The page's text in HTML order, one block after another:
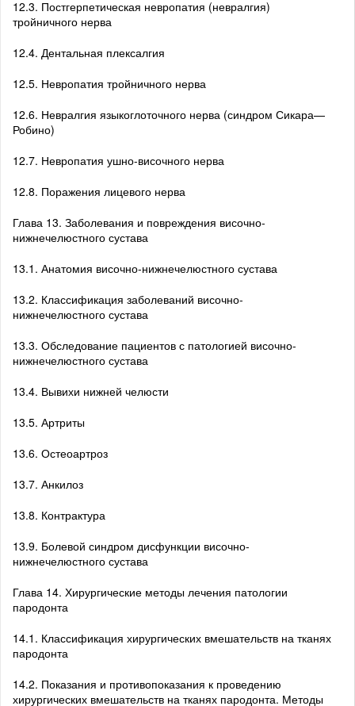
12.3. Постгерпетическая невропатия (невралгия)
тройничного нерва
12.4. Дентальная плексалгия
12.5. Невропатия тройничного нерва
12.6. Невралгия языкоглоточного нерва (синдром Сикара—
Робино)
12.7. Невропатия ушно-височного нерва
12.8. Поражения лицевого нерва
Глава 13. Заболевания и повреждения височно-
нижнечелюстного сустава
13.1. Анатомия височно-нижнечелюстного сустава
13.2. Классификация заболеваний височно-
нижнечелюстного сустава
13.3. Обследование пациентов с патологией височно-
нижнечелюстного сустава
13.4. Вывихи нижней челюсти
13.5. Артриты
13.6. Остеоартроз
13.7. Анкилоз
13.8. Контрактура
13.9. Болевой синдром дисфункции височно-
нижнечелюстного сустава
Глава 14. Хирургические методы лечения патологии
пародонта
14.1. Классификация хирургических вмешательств на тканях
пародонта
14.2. Показания и противопоказания к проведению
хирургических вмешательств на тканях пародонта. Методы